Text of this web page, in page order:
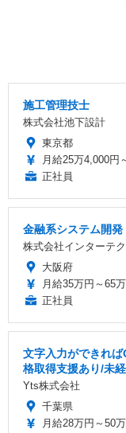
施工管理技士
株式会社池下設計
東京都
月給25万4,000円
正社員
金融系システム開
株式会社インターテ
大阪府
月給35万円～65
正社員
文字入力ができれ
格取得支援あり/未
Yts株式会社
千葉県
月給28万円～50